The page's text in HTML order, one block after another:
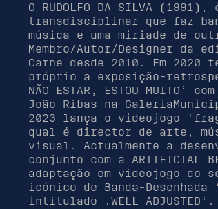
O RUDOLFO DA SILVA
transdisciplinar que faz
música e uma miriade de
Membro/Autor/Designer da
Carne desde 2010. Em 2020
próprio a exposição-
NÃO ESTAR, ESTOU MUITO’
João Ribas na
2023 lança o videojogo
qual é director de arte,
visual. Actualmente a
conjunto com a ARTIFICIAL
adaptação em videojogo do
icónico de Banda-Desenhada
intitulado ‚WELL ADJUSTED‘.